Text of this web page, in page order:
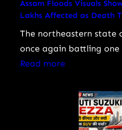
करियर,
फिल्में,
‘महाभारत’
‘गजनी’
Assam Floods Visuals
Lakhs Affected as Death
The northeastern state
once again battling
Read more
Floods
Visuals
Show